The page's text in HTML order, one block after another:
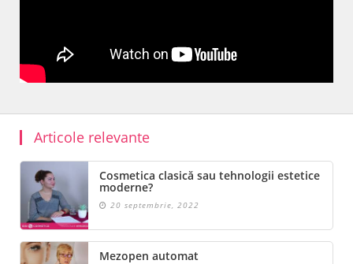
Articole relevante
Cosmetica clasică sau tehnologii estetice
moderne?
20 septembrie, 2022
Mezopen automat